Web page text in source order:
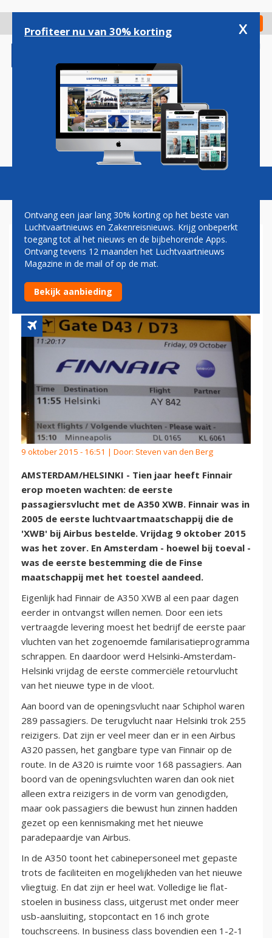
gaan
Check in
Magazine Podcasts Vacatures
FINNAIR VOLTOOIT EERSTE
PASSAGIERSVLUCHT MET
A350
9 oktober 2015 - 16:51 | Door: Steven van den Berg
AMSTERDAM/HELSINKI - Tien jaar heeft Finnair
erop moeten wachten: de eerste
passagiersvlucht met de A350 XWB. Finnair was in
2005 de eerste luchtvaartmaatschappij die de
'XWB' bij Airbus bestelde. Vrijdag 9 oktober 2015
was het zover. En Amsterdam - hoewel bij toeval -
was de eerste bestemming die de Finse
maatschappij met het toestel aandeed.
Eigenlijk had Finnair de A350 XWB al een paar dagen
eerder in ontvangst willen nemen. Door een iets
vertraagde levering moest het bedrijf de eerste paar
vluchten van het zogenoemde familarisatieprogramma
schrappen. En daardoor werd Helsinki-Amsterdam-
Helsinki vrijdag de eerste commerciële retourvlucht
van het nieuwe type in de vloot.
Aan boord van de openingsvlucht naar Schiphol waren
289 passagiers. De terugvlucht naar Helsinki trok 255
reizigers. Dat zijn er veel meer dan er in een Airbus
A320 passen, het gangbare type van Finnair op de
route. In de A320 is ruimte voor 168 passagiers. Aan
boord van de openingsvluchten waren dan ook niet
alleen extra reizigers in de vorm van genodigden,
maar ook passagiers die bewust hun zinnen hadden
gezet op een kennismaking met het nieuwe
paradepaardje van Airbus.
In de A350 toont het cabinepersoneel met gepaste
trots de faciliteiten en mogelijkheden van het nieuwe
vliegtuig. En dat zijn er heel wat. Volledige lie flat-
stoelen in business class, uitgerust met onder meer
usb-aansluiting, stopcontact en 16 inch grote
touchscreens. In business class bovendien een 1-2-1
Profiteer nu van 30% korting x
Ontvang een jaar lang 30% korting op het beste van
Luchtvaartnieuws en Zakenreisnieuws. Krijg onbeperkt
toegang tot al het nieuws en de bijbehorende Apps.
Ontvang tevens 12 maanden het Luchtvaartnieuws
Magazine in de mail of op de mat.
Bekijk aanbieding